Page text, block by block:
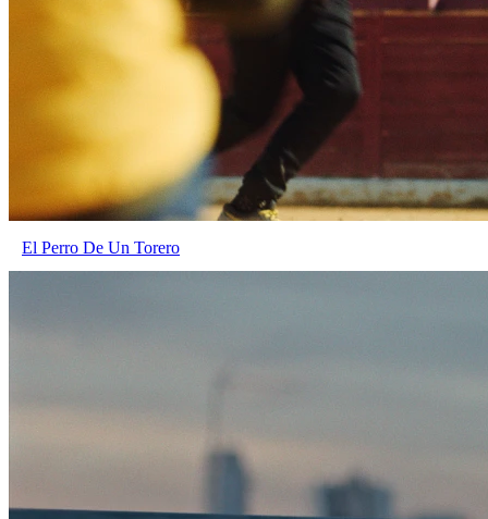
El Perro De Un Torero